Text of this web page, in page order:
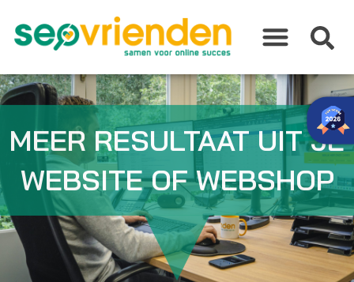
naar
inhoud
MEER RESULTAAT UIT JE
WEBSITE OF WEBSHOP